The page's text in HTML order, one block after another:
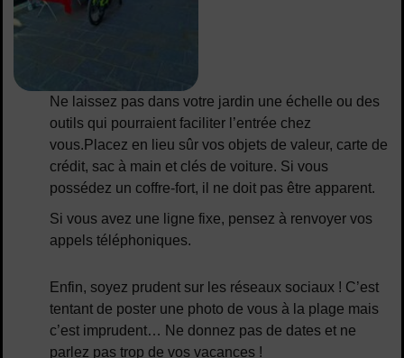
Ne laissez pas dans votre jardin une échelle ou des
outils qui pourraient faciliter l’entrée chez
vous.Placez en lieu sûr vos objets de valeur, carte de
crédit, sac à main et clés de voiture. Si vous
possédez un coffre-fort, il ne doit pas être apparent.
Si vous avez une ligne fixe, pensez à renvoyer vos
appels téléphoniques.
Enfin, soyez prudent sur les réseaux sociaux ! C’est
tentant de poster une photo de vous à la plage mais
c’est imprudent… Ne donnez pas de dates et ne
parlez pas trop de vos vacances !